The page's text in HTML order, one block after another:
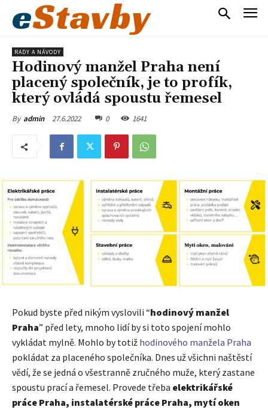
eStavby
RADY A NÁVODY
Hodinový manžel Praha není
placený společník, je to profík,
který ovládá spoustu řemesel
By admin 27.6.2022 0 1641
Pokud byste před nikým vyslovili “hodinový manžel
Praha” před lety, mnoho lidí by si toto spojení mohlo
vykládat mylně. Mohlo by totiž hodinového manžela Praha
pokládat za placeného společníka. Dnes už všichni naštěstí
vědí, že se jedná o všestranně zručného muže, který zastane
spoustu prací a řemesel. Provede třeba elektrikářské
práce Praha, instalatérské práce Praha, mytí oken